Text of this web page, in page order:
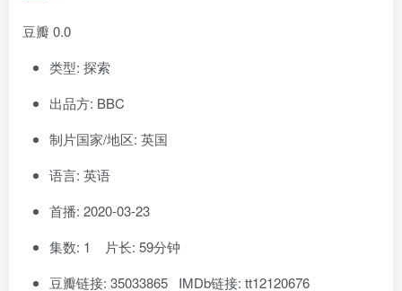
豆瓣 0.0
类型: 探索
出品方: BBC
制片国家/地区: 英国
语言: 英语
首播: 2020-03-23
集数: 1 片长: 59分钟
豆瓣链接: 35033865 IMDb链接: tt12120676